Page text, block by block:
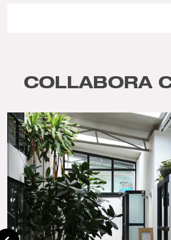
COLLABORA